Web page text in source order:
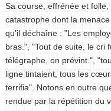
Sa course, effrénée et
catastrophe dont la
qu’il déchaîne : "Les
bras.", "Tout de suite, le cri
télégraphe, on prévint.",
ligne tintaient, tous les
terrifia". Notons en outre
rendue par la répétition du